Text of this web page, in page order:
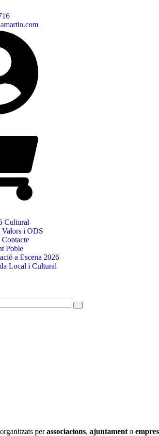
Cultural
Valors i ODS
Contacte
Poble
a Escena 2026
Local i Cultural
perassociacions, ajuntamento